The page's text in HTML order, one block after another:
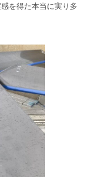
を得た本当に実り多